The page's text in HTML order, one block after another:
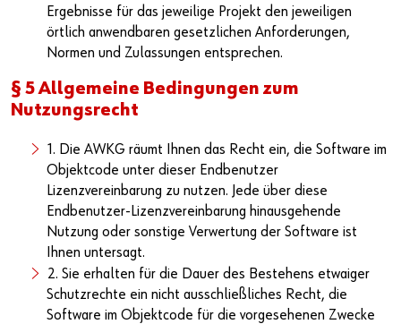
Ergebnisse für das jeweilige Projekt den jeweiligen
örtlich anwendbaren gesetzlichen Anforderungen,
Normen und Zulassungen entsprechen.
§ 5 Allgemeine Bedingungen zum
Nutzungsrecht
1. Die AWKG räumt Ihnen das Recht ein, die Software im
Objektcode unter dieser Endbenutzer
Lizenzvereinbarung zu nutzen. Jede über diese
Endbenutzer-Lizenzvereinbarung hinausgehende
Nutzung oder sonstige Verwertung der Software ist
Ihnen untersagt.
2. Sie erhalten für die Dauer des Bestehens etwaiger
Schutzrechte ein nicht ausschließliches Recht, die
Software im Objektcode für die vorgesehenen Zwecke